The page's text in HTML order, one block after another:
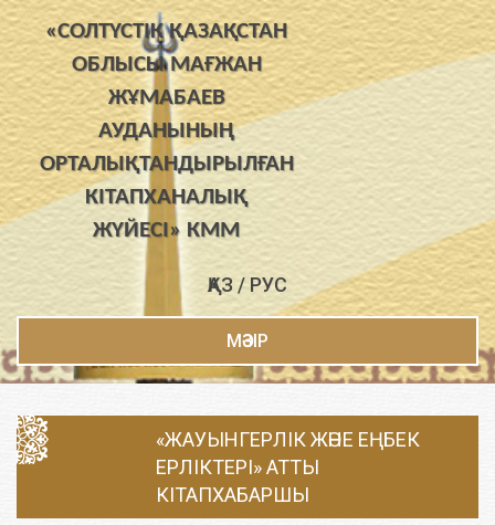
«СОЛТҮСТІК ҚАЗАҚСТАН
ОБЛЫСЫ МАҒЖАН
ЖҰМАБАЕВ
АУДАНЫНЫҢ
ОРТАЛЫҚТАНДЫРЫЛҒАН
КІТАПХАНАЛЫҚ
ЖҮЙЕСІ» КММ
ҚАЗ / РУС
МӘЗІР
«ЖАУЫНГЕРЛІК ЖӘНЕ ЕҢБЕК
ЕРЛІКТЕРІ» АТТЫ
КІТАПХАБАРШЫ